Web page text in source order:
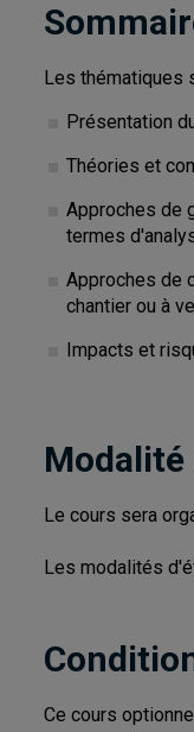
Les thématiques
Présentation
Théories et
Approches de
termes
Approches de
chantier ou à
Impacts et
Modalité
Le cours sera
Les modalités
Ce cours